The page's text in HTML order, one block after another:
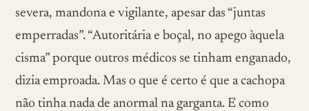
severa, mandona e vigilante, apesar das “juntas
emperradas”. “Autoritária e boçal, no apego àquela
cisma” porque outros médicos se tinham enganado,
dizia emproada. Mas o que é certo é que a cachopa
não tinha nada de anormal na garganta. E como